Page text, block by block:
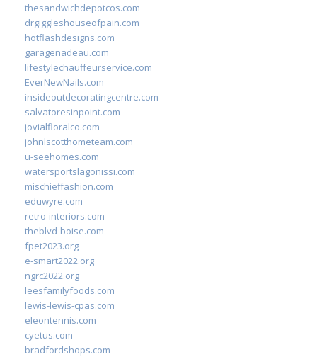
thesandwichdepotcos.com
drgiggleshouseofpain.com
hotflashdesigns.com
garagenadeau.com
lifestylechauffeurservice.com
EverNewNails.com
insideoutdecoratingcentre.com
salvatoresinpoint.com
jovialfloralco.com
johnlscotthometeam.com
u-seehomes.com
watersportslagonissi.com
mischieffashion.com
eduwyre.com
retro-interiors.com
theblvd-boise.com
fpet2023.org
e-smart2022.org
ngrc2022.org
leesfamilyfoods.com
lewis-lewis-cpas.com
eleontennis.com
cyetus.com
bradfordshops.com